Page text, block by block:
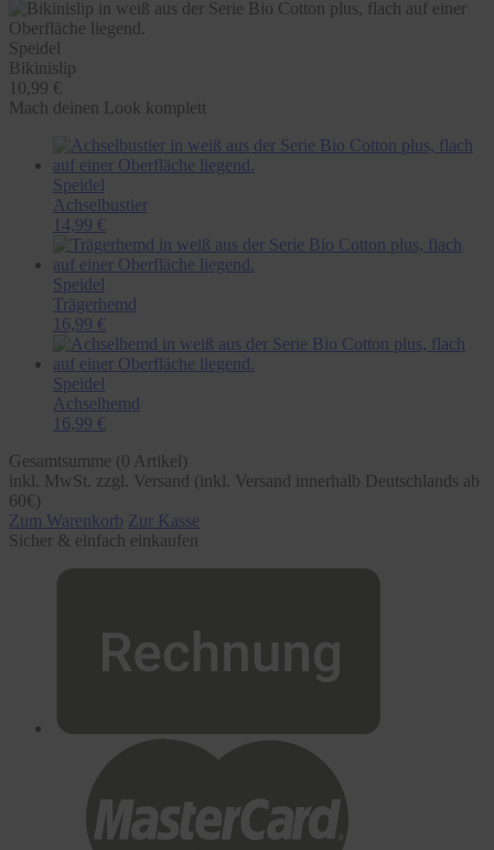
Speidel
Bikinislip
10,99 €
Mach deinen Look komplett
Speidel
Achselbustier
14,99 €
Speidel
Trägerhemd
16,99 €
Speidel
Achselhemd
16,99 €
Gesamtsumme (0 Artikel)
inkl. MwSt. zzgl. Versand (inkl. Versand innerhalb Deutschlands ab
60€)
Zum Warenkorb Zur Kasse
Sicher & einfach einkaufen